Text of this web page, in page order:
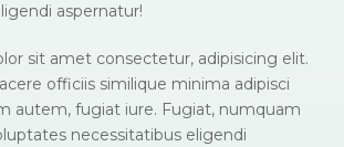
aspernatur!
sit amet consectetur, adipisicing elit.
officiis similique minima adipisci
autem, fugiat iure. Fugiat, numquam
necessitatibus eligendi